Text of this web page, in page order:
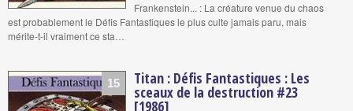
Frankenstein... : La créature venue du chaos
est probablement le Défis Fantastiques le plus culte jamais paru, mais
mérite-t-il vraiment ce sta…
15 Titan : Défis Fantastiques : Les
sceaux de la destruction #23
[1986]